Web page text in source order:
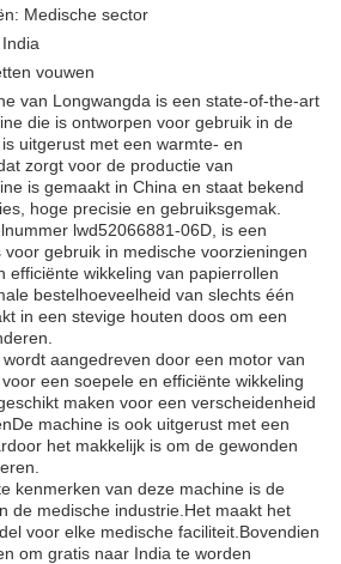
Medische sector
vouwen
van Longwangda is een state-of-the-art
die is ontworpen voor gebruik in de
uitgerust met een warmte- en
zorgt voor de productie van
is gemaakt in China en staat bekend
hoge precisie en gebruiksgemak.
lwd52066881-06D, is een
gebruik in medische voorzieningen
efficiënte wikkeling van papierrollen
bestelhoeveelheid van slechts één
in een stevige houten doos om een
aangedreven door een motor van
een soepele en efficiënte wikkeling
maken voor een verscheidenheid
machine is ook uitgerust met een
het makkelijk is om de gewonden
kenmerken van deze machine is de
de medische industrie.Het maakt het
voor elke medische faciliteit.Bovendien
om gratis naar India te worden